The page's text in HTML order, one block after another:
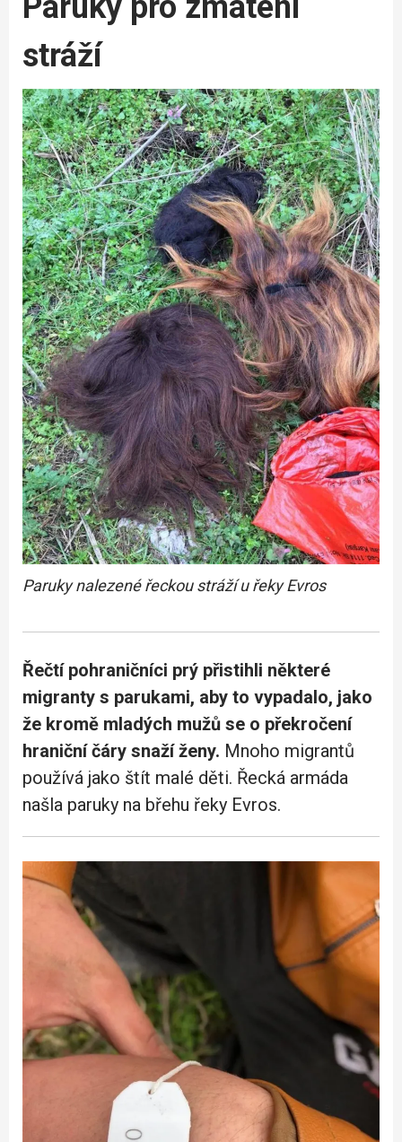
stráží
Paruky nalezené řeckou stráží u řeky Evros
Řečtí pohraničníci prý přistihli některé
migranty s parukami, aby to vypadalo, jako
že kromě mladých mužů se o překročení
hraniční čáry snaží ženy. Mnoho migrantů
používá jako štít malé děti. Řecká armáda
našla paruky na břehu řeky Evros.